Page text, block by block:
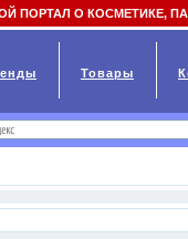
ПОРТАЛ О КОСМЕТИКЕ,
Товары